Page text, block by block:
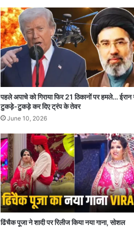
पहले अपाचे को गिराया फिर 21 ठिकानों पर हमले… ईरान
टुकड़े-टुकड़े कर दिए ट्रंप के तेवर
June 10, 2026
ढिंचैक पूजा ने शादी पर रिलीज किया नया गाना, सोशल